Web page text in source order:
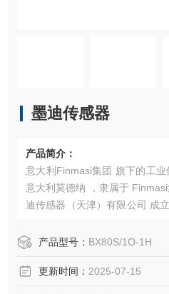
墨迪传感器
产品简介：
意大利Finmasi集团 旗下的工
意大利莫德纳 ，隶属于
迪传感器（天津）有限公司 成
产品型号： BX80S/1O-1H
更新时间： 2025-07-15